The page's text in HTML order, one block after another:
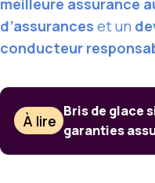
d’assurances et un
conducteur
À lire
Bris de glace
garanties